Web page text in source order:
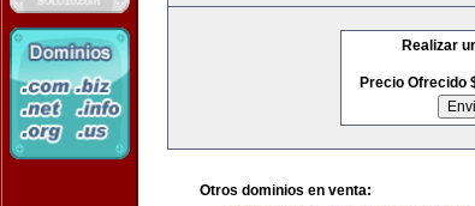
Realizar
Precio Ofrecido
Otros dominios en venta: